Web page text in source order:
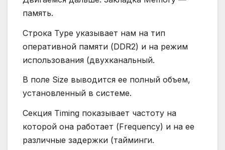
память.
Строка Type указывает нам на тип
оперативной памяти (DDR2) и на режим
использования (двухканальный.
В поле Size выводится ее полный объем,
установленный в системе.
Секция Timing показывает частоту на
которой она работает (Frequency) и на ее
различные задержки (тайминги.